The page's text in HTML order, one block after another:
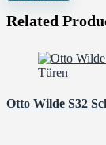
Related
Otto Wilde S32